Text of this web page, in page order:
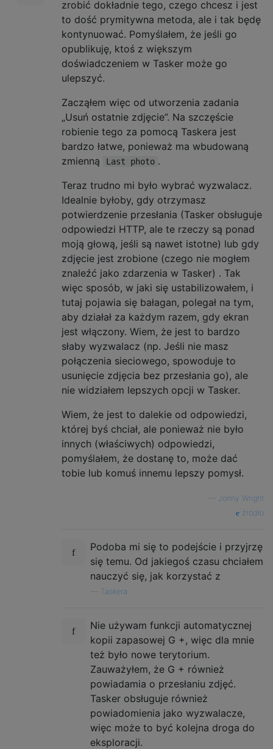
zrobić dokładnie tego, czego chcesz i jest
to dość prymitywna metoda, ale i tak będę
kontynuować. Pomyślałem, że jeśli go
opublikuję, ktoś z większym
doświadczeniem w Tasker może go
ulepszyć.
Zacząłem więc od utworzenia zadania
„Usuń ostatnie zdjęcie”. Na szczęście
robienie tego za pomocą Taskera jest
bardzo łatwe, ponieważ ma wbudowaną
zmienną
Last photo .
Teraz trudno mi było wybrać wyzwalacz.
Idealnie byłoby, gdy otrzymasz
potwierdzenie przesłania (Tasker obsługuje
odpowiedzi HTTP, ale te rzeczy są ponad
moją głową, jeśli są nawet istotne) lub gdy
zdjęcie jest zrobione (czego nie mogłem
znaleźć jako zdarzenia w Tasker) . Tak
więc sposób, w jaki się ustabilizowałem, i
tutaj pojawia się bałagan, polegał na tym,
aby działał za każdym razem, gdy ekran
jest włączony. Wiem, że jest to bardzo
słaby wyzwalacz (np. Jeśli nie masz
połączenia sieciowego, spowoduje to
usunięcie zdjęcia bez przesłania go), ale
nie widziałem lepszych opcji w Tasker.
Wiem, że jest to dalekie od odpowiedzi,
której byś chciał, ale ponieważ nie było
innych (właściwych) odpowiedzi,
pomyślałem, że dostanę to, może dać
tobie lub komuś innemu lepszy pomysł.
Jonny Wright
źródło
Podoba mi się to podejście i przyjrzę
się temu. Od jakiegoś czasu chciałem
nauczyć się, jak korzystać z
Taskera
Nie używam funkcji automatycznej
kopii zapasowej G +, więc dla mnie
też było nowe terytorium.
Zauważyłem, że G + również
powiadamia o przesłaniu zdjęć.
Tasker obsługuje również
powiadomienia jako wyzwalacze,
więc może to być kolejna droga do
eksploracji.